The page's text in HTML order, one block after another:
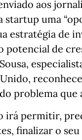
aos
startup uma
estratégia de
potencial de
problema que
irá permitir,
finalizar o